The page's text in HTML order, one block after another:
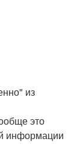
из
это
информации